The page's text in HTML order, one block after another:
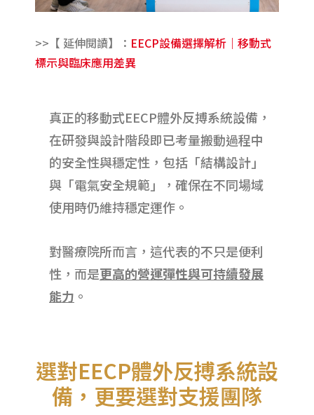
>>【 延伸閱讀】： EECP設備選擇解析｜移動式
標示與臨床應用差異
真正的移動式EECP體外反搏系統設備，
在研發與設計階段即已考量搬動過程中
的安全性與穩定性，包括「結構設計」
與 「電氣安全規範 」
，確保在不同場域
使用時仍維持穩定運作。
對醫療院所而言，這代表的不只是便利
性，而是更高的營運彈性與可持續發展
能力 。
選對EECP體外反搏系統設
備，更要選對支援團隊